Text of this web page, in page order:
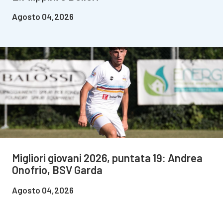
Agosto 04,2026
Migliori giovani 2026, puntata 19: Andrea
Onofrio, BSV Garda
Agosto 04,2026